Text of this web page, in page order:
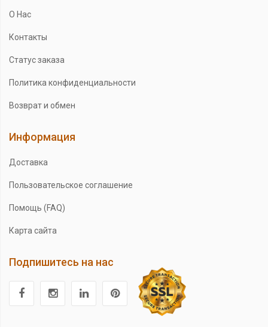
О Нас
Контакты
Статус заказа
Политика конфиденциальности
Возврат и обмен
Информация
Доставка
Пользовательское соглашение
Помощь (FAQ)
Карта сайта
Подпишитесь на нас